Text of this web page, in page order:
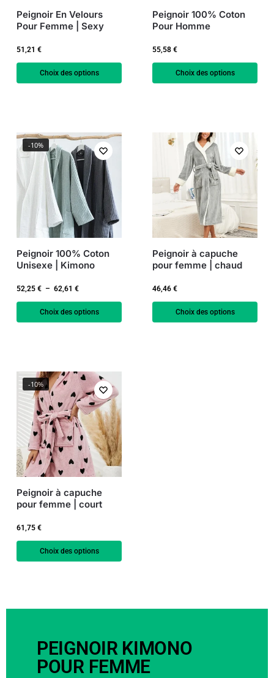
Peignoir En Velours
Pour Femme | Sexy
51,21 €
Choix des options
Peignoir 100% Coton
Pour Homme
55,58 €
Choix des options
-10%
Peignoir 100% Coton
Unisexe | Kimono
52,25 € – 62,61 €
Choix des options
Peignoir à capuche
pour femme | chaud
46,46 €
Choix des options
-10%
Peignoir à capuche
pour femme | court
61,75 €
Choix des options
PEIGNOIR KIMONO
POUR FEMME